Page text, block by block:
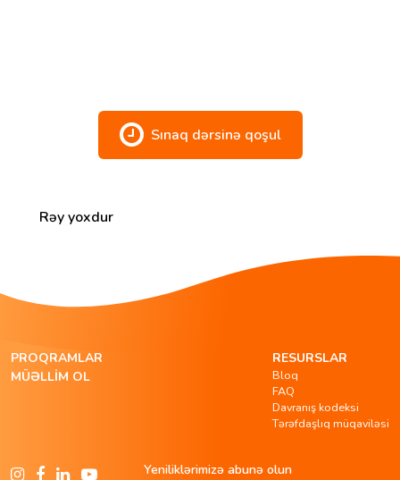
Sınaq dərsinə qoşul
Rəy yoxdur
PROQRAMLAR
MÜƏLLIM OL
RESURSLAR
Bloq
FAQ
Davranış kodeksi
Tərəfdaşlıq müqaviləsi
Yeniliklərimizə abunə olun